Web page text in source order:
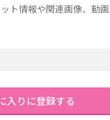
ト情報や関連画像、動
入りに登録する